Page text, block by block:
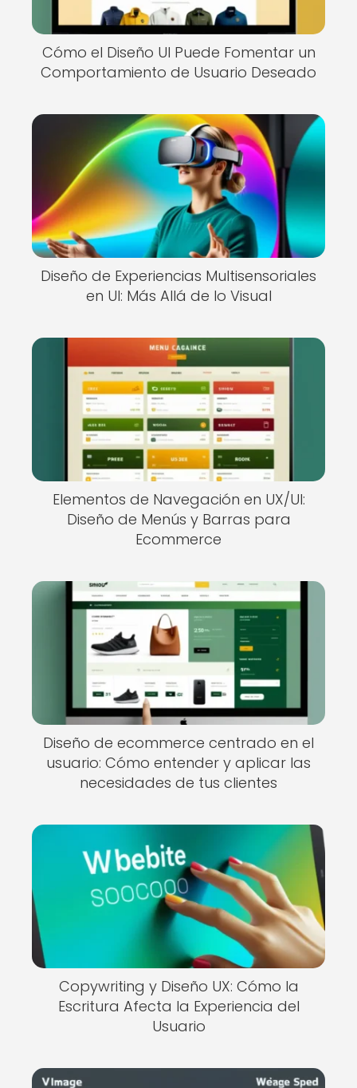
Cómo el Diseño UI Puede Fomentar un
Comportamiento de Usuario Deseado
Diseño de Experiencias Multisensoriales
en UI: Más Allá de lo Visual
Elementos de Navegación en UX/UI:
Diseño de Menús y Barras para
Ecommerce
Diseño de ecommerce centrado en el
usuario: Cómo entender y aplicar las
necesidades de tus clientes
Copywriting y Diseño UX: Cómo la
Escritura Afecta la Experiencia del
Usuario